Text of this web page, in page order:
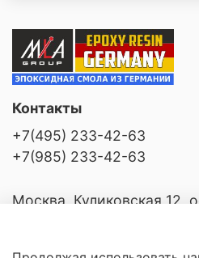
Контакты
+7(495) 233-42-63
+7(985) 233-42-63
Москва, Куликовская 12,